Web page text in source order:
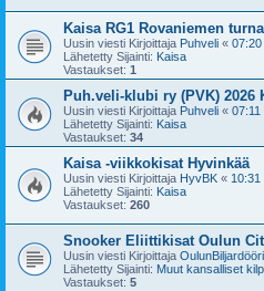
Kaisa RG1 Rovaniemen
Uusin viesti Kirjoittaja Puhveli «
Lähetetty Sijainti: Kaisa
Vastaukset: 1
Puh.veli-klubi ry (PVK) 2026
Uusin viesti Kirjoittaja Puhveli « 07:11
Lähetetty Sijainti: Kaisa
Vastaukset: 34
Kaisa -viikkokisat Hyvinkää
Uusin viesti Kirjoittaja HyvBK « 10:31
Lähetetty Sijainti: Kaisa
Vastaukset: 260
Snooker Eliittikisat Oulun
Uusin viesti Kirjoittaja
Lähetetty Sijainti: Muut kansalliset
Vastaukset: 5